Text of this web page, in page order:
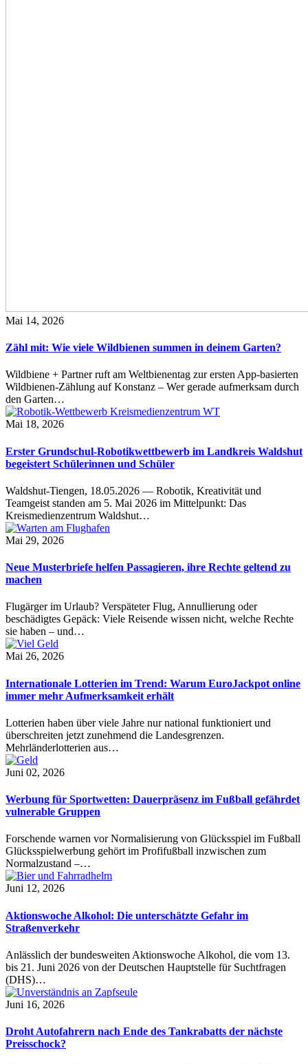
Mai 14, 2026
Zähl mit: Wie viele Wildbienen summen in deinem Garten?
Wildbiene + Partner ruft am Weltbienentag zur ersten App-basierten
Wildbienen-Zählung auf Konstanz – Wer gerade aufmerksam durch
den Garten…
Mai 18, 2026
Erster Grundschul-Robotikwettbewerb im Landkreis Waldshut
begeistert Schülerinnen und Schüler
Waldshut-Tiengen, 18.05.2026 — Robotik, Kreativität und
Teamgeist standen am 5. Mai 2026 im Mittelpunkt: Das
Kreismedienzentrum Waldshut…
Mai 29, 2026
Neue Musterbriefe helfen Passagieren, ihre Rechte geltend zu
machen
Flugärger im Urlaub? Verspäteter Flug, Annullierung oder
beschädigtes Gepäck: Viele Reisende wissen nicht, welche Rechte
sie haben – und…
Mai 26, 2026
Internationale Lotterien im Trend: Warum EuroJackpot online
immer mehr Aufmerksamkeit erhält
Lotterien haben über viele Jahre nur national funktioniert und
überschreiten jetzt zunehmend die Landesgrenzen.
Mehrländerlotterien aus…
Juni 02, 2026
Werbung für Sportwetten: Dauerpräsenz im Fußball gefährdet
vulnerable Gruppen
Forschende warnen vor Normalisierung von Glücksspiel im Fußball
Glücksspielwerbung gehört im Profifußball inzwischen zum
Normalzustand –…
Juni 12, 2026
Aktionswoche Alkohol: Die unterschätzte Gefahr im
Straßenverkehr
Anlässlich der bundesweiten Aktionswoche Alkohol, die vom 13.
bis 21. Juni 2026 von der Deutschen Hauptstelle für Suchtfragen
(DHS)…
Juni 16, 2026
Droht Autofahrern nach Ende des Tankrabatts der nächste
Preisschock?